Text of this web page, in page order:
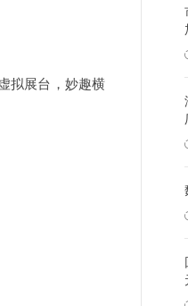
拟展台，妙趣横